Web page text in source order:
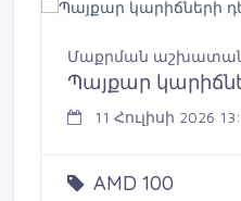
Մաքրման
Պայքար
11 Հուլիսի 2026
AMD 100